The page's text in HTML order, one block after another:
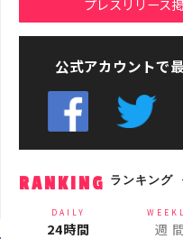
プレスリリース
公式アカウントで
RANKING ランキング
DAILY
24時間 週